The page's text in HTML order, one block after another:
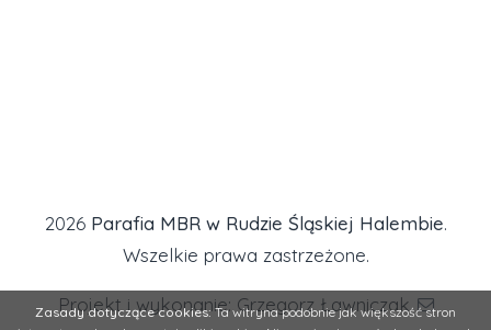
2026 Parafia MBR w Rudzie Śląskiej Halembie.
Wszelkie prawa zastrzeżone.
Projekt i wykonanie: Grzegorz Ławniczak
Zasady dotyczące cookies:Ta witryna podobnie jak większość stron